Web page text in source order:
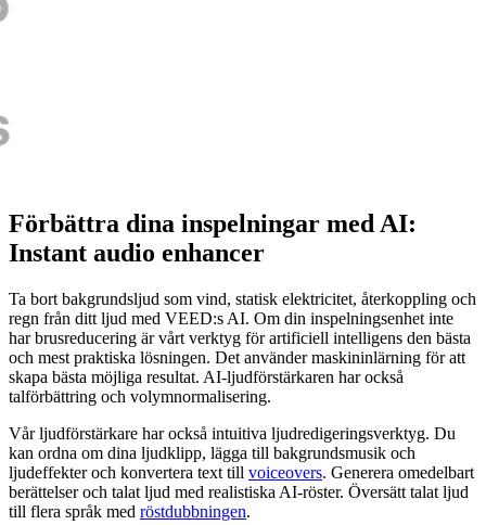
Förbättra dina inspelningar med AI:
Instant audio enhancer
Ta bort bakgrundsljud som vind, statisk elektricitet, återkoppling och
regn från ditt ljud med VEED:s AI. Om din inspelningsenhet inte
har brusreducering är vårt verktyg för artificiell intelligens den bästa
och mest praktiska lösningen. Det använder maskininlärning för att
skapa bästa möjliga resultat. AI-ljudförstärkaren har också
talförbättring och volymnormalisering.
Vår ljudförstärkare har också intuitiva ljudredigeringsverktyg. Du
kan ordna om dina ljudklipp, lägga till bakgrundsmusik och
ljudeffekter och konvertera text till voiceovers. Generera omedelbart
berättelser och talat ljud med realistiska AI-röster. Översätt talat ljud
till flera språk med röstdubbningen.